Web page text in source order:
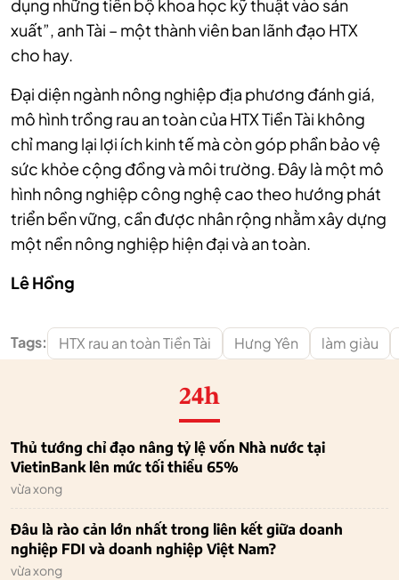
dụng những tiến bộ khoa học kỹ thuật vào sản
xuất”, anh Tài – một thành viên ban lãnh đạo HTX
cho hay.
Đại diện ngành nông nghiệp địa phương đánh giá,
mô hình trồng rau an toàn của HTX Tiền Tài không
chỉ mang lại lợi ích kinh tế mà còn góp phần bảo vệ
sức khỏe cộng đồng và môi trường. Đây là một mô
hình nông nghiệp công nghệ cao theo hướng phát
triển bền vững, cần được nhân rộng nhằm xây dựng
một nền nông nghiệp hiện đại và an toàn.
Lê Hồng
Tags: HTX rau an toàn Tiền Tài Hưng Yên làm giàu
24h
Thủ tướng chỉ đạo nâng tỷ lệ vốn Nhà nước tại
VietinBank lên mức tối thiểu 65%
vừa xong
Đâu là rào cản lớn nhất trong liên kết giữa doanh
nghiệp FDI và doanh nghiệp Việt Nam?
vừa xong